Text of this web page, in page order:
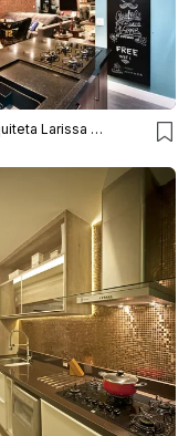
Arquiteta Larissa Bellinatti